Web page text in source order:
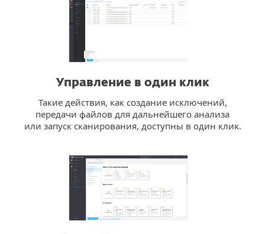
Управление в один клик
Такие действия, как создание исключений,
передачи файлов для дальнейшего анализа
или запуск сканирования, доступны в один клик.